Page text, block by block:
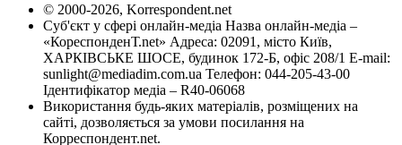
© 2000-2026, Korrespondent.net
Суб'єкт у сфері онлайн-медіа Назва онлайн-медіа –
«КореспонденТ.net» Адреса: 02091, місто Київ,
ХАРКІВСЬКЕ ШОСЕ, будинок 172-Б, офіс 208/1 E-mail:
sunlight@mediadim.com.ua Телефон: 044-205-43-00
Ідентифікатор медіа – R40-06068
Використання будь-яких матеріалів, розміщених на
сайті, дозволяється за умови посилання на
Корреспондент.net.